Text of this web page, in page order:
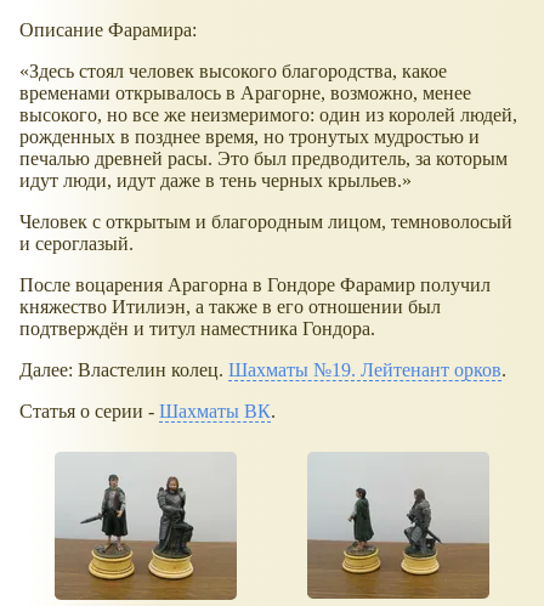
Описание Фарамира:
Здесь стоял человек высокого благородства, какое
временами открывалось в Арагорне, возможно, менее
высокого, но все же неизмеримого: один из королей людей,
рожденных в позднее время, но тронутых мудростью и
печалью древней расы. Это был предводитель, за которым
идут люди, идут даже в тень черных крыльев.
Человек с открытым и благородным лицом, темноволосый
и сероглазый.
После воцарения Арагорна в Гондоре Фарамир получил
княжество Итилиэн, а также в его отношении был
подтверждён и титул наместника Гондора.
Далее: Властелин колец. Шахматы №19. Лейтенант орков.
Статья о серии - Шахматы ВК.